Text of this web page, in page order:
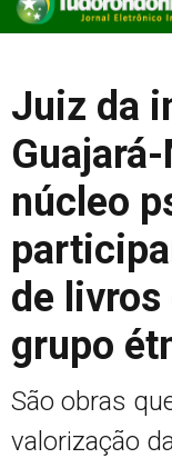
Juiz da
núcleo
de
grupo
São obras
valorização